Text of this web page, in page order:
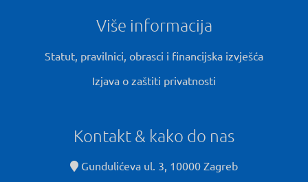
Više informacija
Statut, pravilnici, obrasci i financijska izvješća
Izjava o zaštiti privatnosti
Kontakt & kako do nas
Gundulićeva ul. 3, 10000 Zagreb